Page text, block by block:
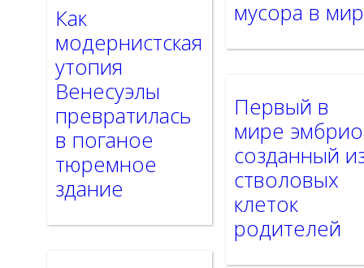
Как
модернистская
утопия
Венесуэлы
превратилась
в поганое
тюремное
здание
мусора в
Первый в
мире
созданный
стволовых
клеток
родителей